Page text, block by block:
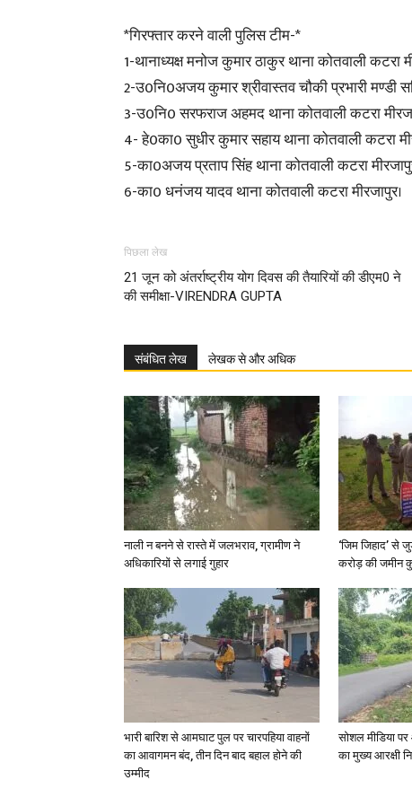
*गिरफ्तार करने वाली पुलिस टीम-*
1-थानाध्यक्ष मनोज कुमार ठाकुर थाना कोतवाली कटरा
2-उ0नि0अजय कुमार श्रीवास्तव चौकी प्रभारी मण्डी
3-उ0नि0 सरफराज अहमद थाना कोतवाली कटरा
4- हे0का0 सुधीर कुमार सहाय थाना कोतवाली कटरा
5-का0अजय प्रताप सिंह थाना कोतवाली कटरा
6-का0 धनंजय यादव थाना कोतवाली कटरा मीरजापुर।
पिछला लेख
21 जून को अंतर्राष्ट्रीय योग दिवस की तैयारियों की डीएम0 ने
की समीक्षा-VIRENDRA GUPTA
संबंधित लेख लेखक से और अधिक
नाली न बनने से रास्ते में जलभराव, ग्रामीण ने
अधिकारियों से लगाई गुहार
‘जिम जिहाद’ से
करोड़ की जमीन
भारी बारिश से आमघाट पुल पर चारपहिया वाहनों
का आवागमन बंद, तीन दिन बाद बहाल होने की
उम्मीद
सोशल मीडिया
का मुख्य आरक्षी